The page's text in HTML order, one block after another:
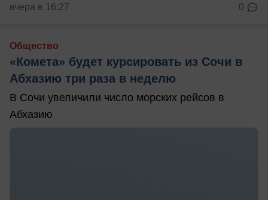
вчера в 16:27 0
Общество
«Комета» будет курсировать из Сочи в
Абхазию три раза в неделю
В Сочи увеличили число морских рейсов в
Абхазию